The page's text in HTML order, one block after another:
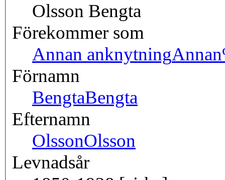
Olsson Bengta
Förekommer som
Annan anknytning
Förnamn
BengtaBengta
Efternamn
OlssonOlsson
Levnadsår